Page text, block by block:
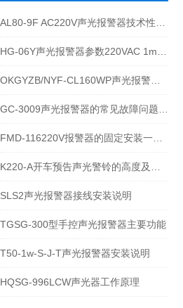
SLS2声光报警器接线安装说明
TGSG-300型手控声光报警器主要功能
T50-1w-S-J-T声光报警器安装说明
HQSG-996LCW声光器工作原理